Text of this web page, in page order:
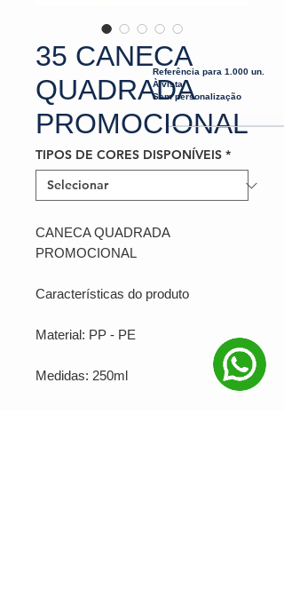
35 CANECA
QUADRADA
PROMOCIONAL
TIPOS DE CORES DISPONÍVEIS *
CANECA QUADRADA
PROMOCIONAL
Características do produto
Material: PP - PE
Medidas: 250ml
Referência para 1.000 un.
À vista
Sem personalização